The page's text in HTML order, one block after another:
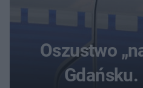
Oszustwo